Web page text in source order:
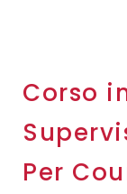
Corso
Per